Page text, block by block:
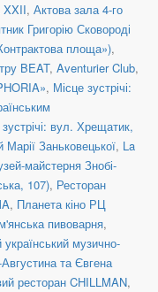
XXII, Актова зала 4-го
Григорію Сковороді
площа»),
BEAT, Aventurier Club,
, Місце зустрічі:
вул. Хрещатик,
Марії Заньковецької, La
майстерня Знобі-
107), Ресторан
, Планета кіно РЦ
пивоварня,
музично-
та Євгена
ресторан CHILLMAN,